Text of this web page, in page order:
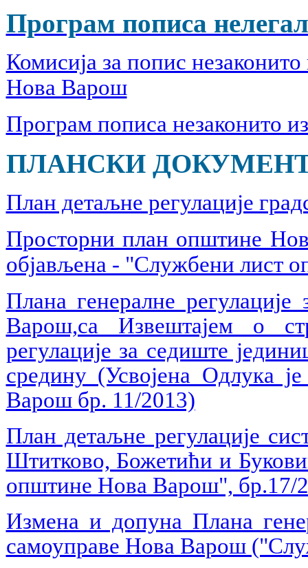
Програм пописа
Комисија за попис
Нова Варош
Програм пописа незаконито
ПЛАНСКИ
План детаљне регулације
Просторни план општине
објављена - "Службени лист
Плана генералне
Варош,са Извештајем о
регулације за седиште
средину (Усвојена Одлука
Варош бр. 11/2013)
План детаљне регулације
Штитково, Божетићи и
општине Нова Варош", бр.17/
Измена и допуна Плана
самоуправе Нова Варош